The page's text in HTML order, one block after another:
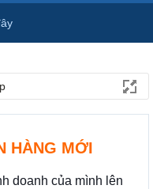
HÀNG MỚI
doanh của mình lên